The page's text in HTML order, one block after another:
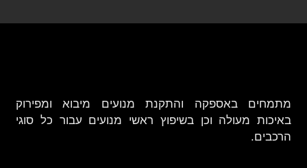
מתמחים באספקה והתקנת מנועים מיבוא ומפירוק
באיכות מעולה וכן בשיפוץ ראשי מנועים עבור כל סוגי
הרכבים.